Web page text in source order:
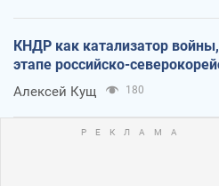
КНДР как катализатор
этапе российско-
Алексей Кущ 180